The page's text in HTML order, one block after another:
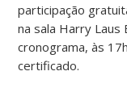
participação
na sala Harry Laus
cronograma, às
certificado.